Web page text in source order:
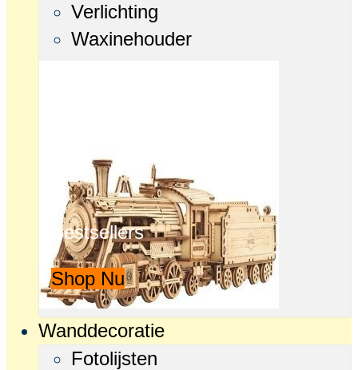
Verlichting
Waxinehouder
Bestsellers
Shop Nu
Wanddecoratie
Fotolijsten